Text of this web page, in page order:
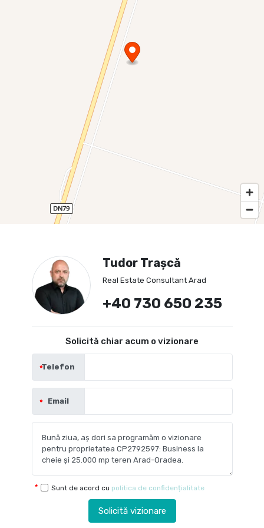
Tudor Trașcă
Real Estate Consultant Arad
+40 730 650 235
Solicită chiar acum o vizionare
Telefon
Email
Sunt de acord cu politica de confidențialitate
Solicită vizionare